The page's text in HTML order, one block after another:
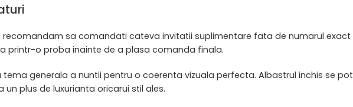
recomandam sa comandati cateva invitatii suplimentare fata de numarul
printr-o proba inainte de a plasa comanda finala.
generala a nuntii pentru o coerenta vizuala perfecta. Albastrul inchis se
plus de luxurianta oricarui stil ales.